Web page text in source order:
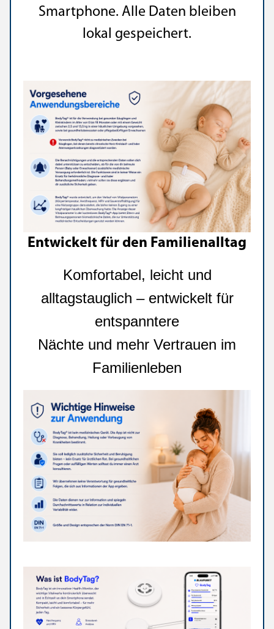
Smartphone. Alle Daten bleiben
lokal gespeichert.
Entwickelt für den Familienalltag
Komfortabel, leicht und
alltagstauglich – entwickelt für
entspanntere
Nächte und mehr Vertrauen im
Familienleben